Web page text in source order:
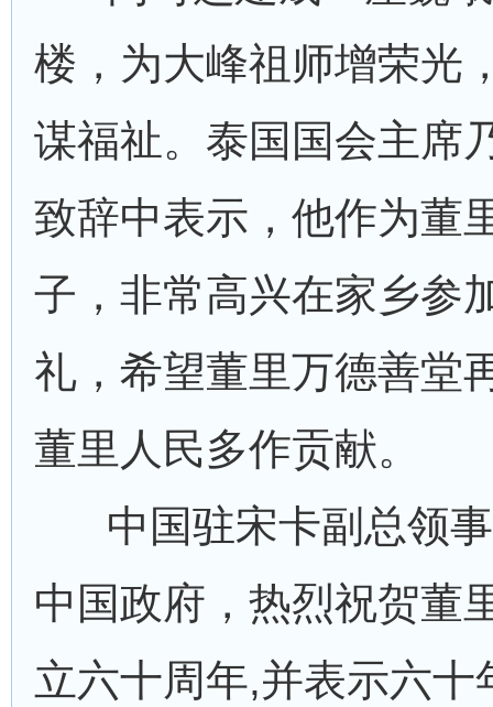
楼，为大峰祖师增荣光
谋福祉。泰国国会主席
致辞中表示，他作为董
子，非常高兴在家乡参
礼，希望董里万德善堂
董里人民多作贡献。
中国驻宋卡副总领
中国政府，热烈祝贺董
立六十周年,并表示六十